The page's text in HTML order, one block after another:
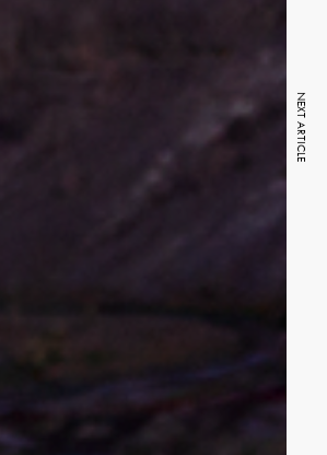
NEXT ARTICLE